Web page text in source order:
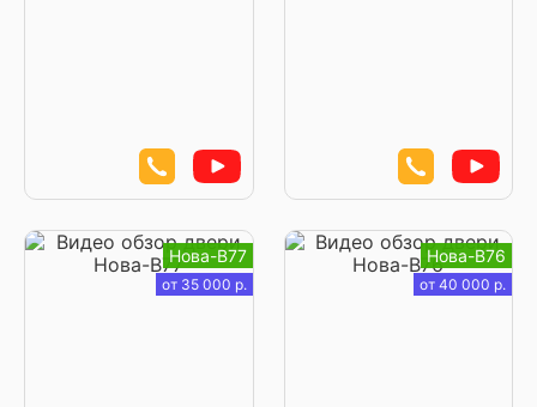
Нова-В77
от 35 000 р.
Нова-В76
от 40 000 р.